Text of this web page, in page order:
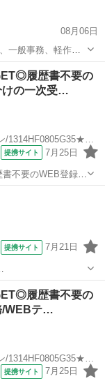
08月06日
一般事務、軽作業
来的に、次のよう
オペレーション(軽
履歴書不要の
けの一次受…
株式会社綜合キャリアオプション/1314HF0805G35★62-S
提携サイト 7月25日
不要のWEB登録
給1300円！韮崎周
提携サイト 7月21日
易
履歴書不要の
/WEBテ…
提携サイト 7月25日